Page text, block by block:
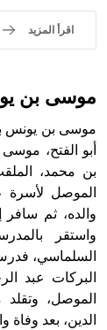
اقرأ المزيد
موسى بن
أبو الفتح،
بن محمد،
الموصل لأسرة
والده، ثم
واستقر
السلماسي،
البركات عبد
الموصل،
الدين، بعد وفاة